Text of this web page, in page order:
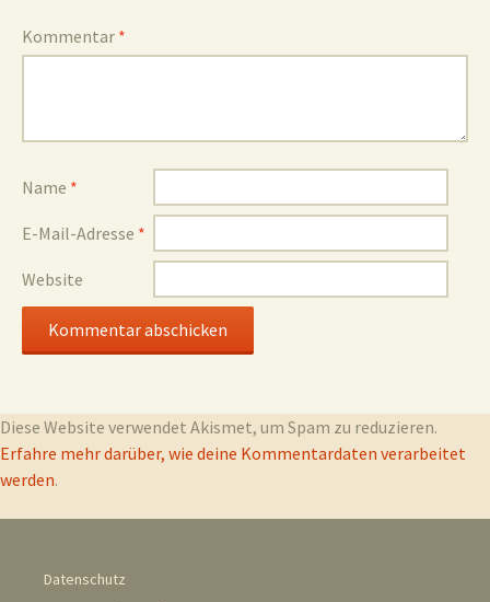
Kommentar *
Name *
E-Mail-Adresse *
Website
Diese Website verwendet Akismet, um Spam zu reduzieren.
Erfahre mehr darüber, wie deine Kommentardaten verarbeitet
werden.
Datenschutz